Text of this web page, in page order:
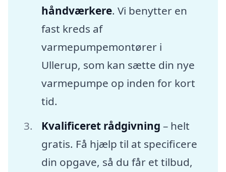
håndværkere. Vi benytter en
fast kreds af
varmepumpemontører i
Ullerup, som kan sætte din nye
varmepumpe op inden for kort
tid.
Kvalificeret rådgivning – helt
gratis. Få hjælp til at specificere
din opgave, så du får et tilbud,